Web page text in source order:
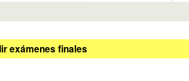
exámenes finales